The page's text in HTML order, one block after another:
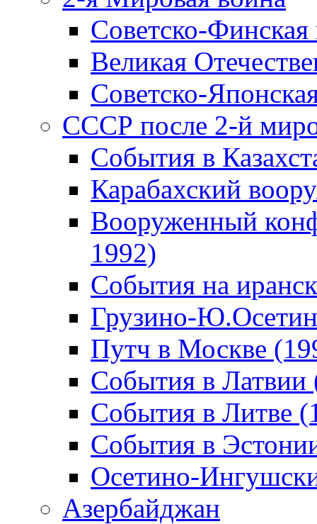
Советско-
Великая
Советско-
СССР после 2-й
События в
Карабахский
Вооруженный
1992)
События на
Грузино-
Путч в Москве
События в Латвии
События в Литве
События в
Осетино-
Азербайджан